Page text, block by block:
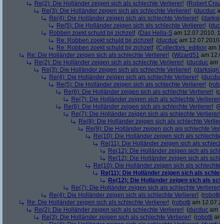
Re(2): Die Holländer zeigen sich als schlechte Verlierer! (Robert
Re(3): Die Holländer zeigen sich als schlechte Verlierer! (ducduc
Re(4): Die Holländer zeigen sich als schlechte Verlierer! (
Re(5): Die Holländer zeigen sich als schlechte Verlierer! (
Robben zoekt schuld bij zichzelf(Das Hella-S am 12.07.2010,
Re: Robben zoekt schuld bij zichzelf(ducduc am
Re: Robben zoekt schuld bij zichzelf(Collectors_edition am
Re: Die Holländer zeigen sich als schlechte Verlierer! (Wizard51 am
Re(2): Die Holländer zeigen sich als schlechte Verlierer! (ducduc am
Re(3): Die Holländer zeigen sich als schlechte Verlierer! (
Re(4): Die Holländer zeigen sich als schlechte Verlierer! (
Re(5): Die Holländer zeigen sich als schlechte Verlierer! (
Re(6): Die Holländer zeigen sich als schlechte Verlierer! (
Re(7): Die Holländer zeigen sich als schlechte Verlierer!
Re(6): Die Holländer zeigen sich als schlechte Verlierer! (
Re(7): Die Holländer zeigen sich als schlechte Verlierer!
Re(8): Die Holländer zeigen sich als schlechte
Re(9): Die Holländer zeigen sich als schlechte
Re(10): Die Holländer zeigen sich als
Re(11): Die Holländer zeigen sich als
Re(12): Die Holländer zeigen sich als
Re(12): Die Holländer zeigen sich als
Re(10): Die Holländer zeigen sich als
Re(11): Die Holländer zeigen sich als
Re(12): Die Holländer zeigen sich als
Re(7): Die Holländer zeigen sich als schlechte Verlierer!
Re(4): Die Holländer zeigen sich als schlechte Verlierer! (robotti
Re: Die Holländer zeigen sich als schlechte Verlierer! (robotti am
Re(2): Die Holländer zeigen sich als schlechte Verlierer! (ducduc am
Re(3): Die Holländer zeigen sich als schlechte Verlierer! (robotti